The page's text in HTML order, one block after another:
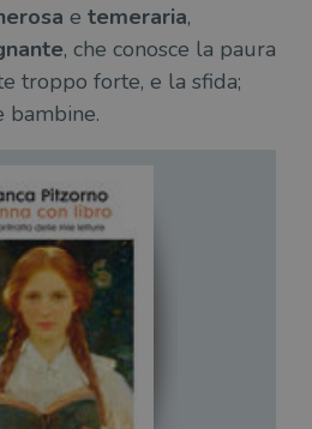
e temeraria,
, che conosce la paura
troppo forte, e la sfida;
bambine.